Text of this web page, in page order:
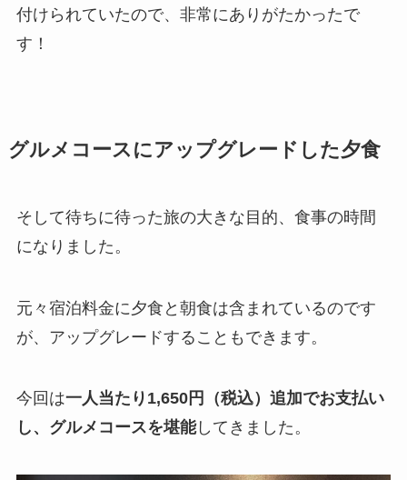
付けられていたので、非常にありがたかったで
す！
グルメコースにアップグレードした夕食
そして待ちに待った旅の大きな目的、食事の時間
になりました。
元々宿泊料金に夕食と朝食は含まれているのです
が、アップグレードすることもできます。
今回は一人当たり1,650円（税込）追加でお支払い
し、グルメコースを堪能してきました。